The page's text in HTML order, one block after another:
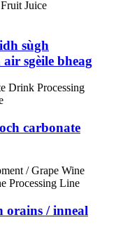
sùgh
sgèile bheag
carbonate
orains / inneal